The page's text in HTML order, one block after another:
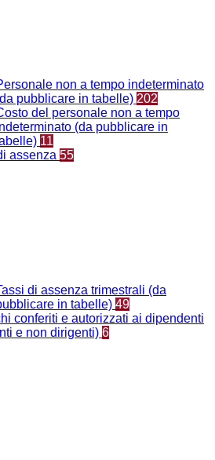
non a tempo indeterminato
pubblicare in tabelle) 202
del personale non a tempo
(da pubblicare in
11
assenza 55
di assenza trimestrali (da
in tabelle) 49
conferiti e autorizzati ai dipendenti
e non dirigenti) 6